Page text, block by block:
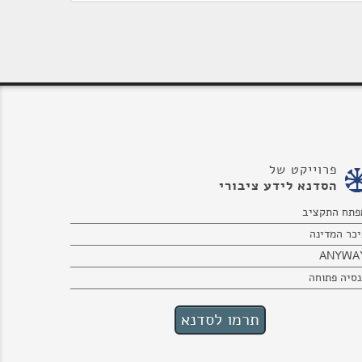
פרוייקט של
הסדנא לידע ציבורי
התקציב
המדינה
פתוחה